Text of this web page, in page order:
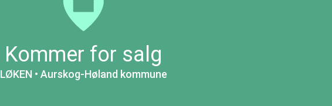
Kommer for salg
LØKEN • Aurskog-Høland kommune